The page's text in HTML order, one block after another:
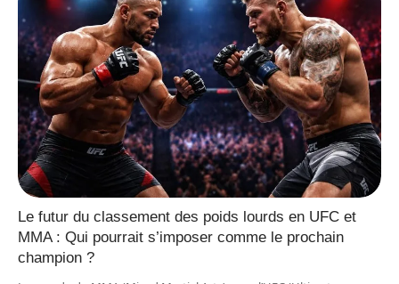
Le futur du classement des poids lourds en UFC et
MMA : Qui pourrait s’imposer comme le prochain
champion ?